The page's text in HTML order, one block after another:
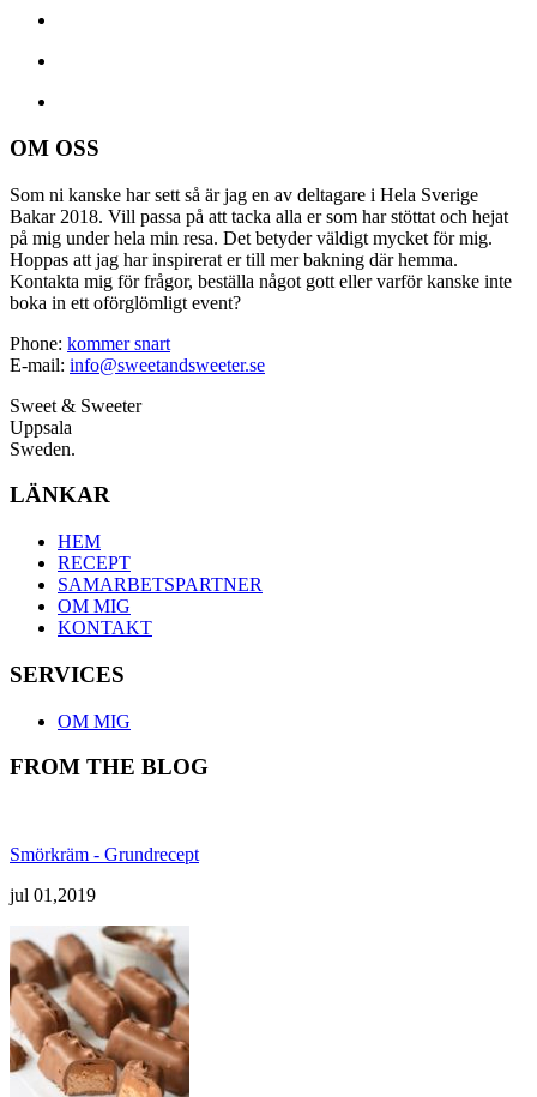
OM OSS
Som ni kanske har sett så är jag en av deltagare i Hela Sverige
Bakar 2018. Vill passa på att tacka alla er som har stöttat och hejat
på mig under hela min resa. Det betyder väldigt mycket för mig.
Hoppas att jag har inspirerat er till mer bakning där hemma.
Kontakta mig för frågor, beställa något gott eller varför kanske inte
boka in ett oförglömligt event?
Phone: kommer snart
E-mail: info@sweetandsweeter.se
Sweet & Sweeter
Uppsala
Sweden.
LÄNKAR
HEM
RECEPT
SAMARBETSPARTNER
OM MIG
KONTAKT
SERVICES
OM MIG
FROM THE BLOG
Smörkräm - Grundrecept
jul 01,2019